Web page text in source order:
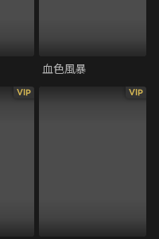
血色風暴
VIP VIP